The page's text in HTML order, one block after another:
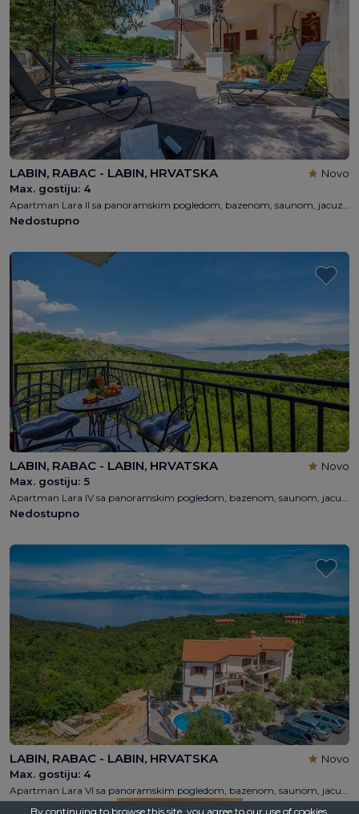
LABIN, RABAC - LABIN, HRVATSKA
Novo
Max. gostiju: 4
Apartman Lara II sa panoramskim pogledom, bazenom, saunom, jacuzzijem, 2 spavaća soba, 1 kupaonica, 4 osobe, besplatni WI-FI, 1km od plaže
Nedostupno
LABIN, RABAC - LABIN, HRVATSKA
Novo
Max. gostiju: 5
Apartman Lara IV sa panoramskim pogledom, bazenom, saunom, jacuzzijem, 2 spavaća soba, 1 kupaonica, 4+1 osobe, besplatni WI-FI, 1km od plaže
Nedostupno
LABIN, RABAC - LABIN, HRVATSKA
Novo
Max. gostiju: 4
Apartman Lara VI sa panoramskim pogledom, bazenom, saunom, jacuzzijem, 2 spavaća soba, 1 kupaonica, 4 osobe, besplatni WI-FI, 1km od plaže
Nedostupno
By continuing to browse this site, you agree to our use of cookies.